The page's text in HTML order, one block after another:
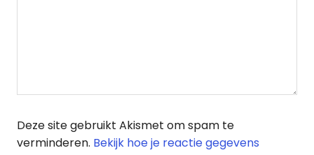
Deze site gebruikt Akismet om spam te
verminderen. Bekijk hoe je reactie gegevens